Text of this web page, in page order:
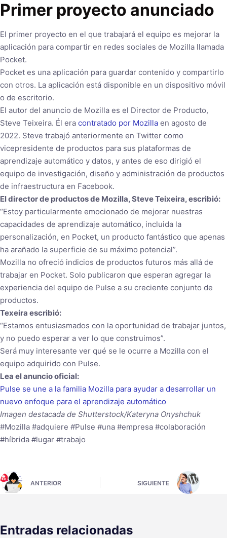
Primer proyecto anunciado
El primer proyecto en el que trabajará el equipo es mejorar la
aplicación para compartir en redes sociales de Mozilla llamada
Pocket.
Pocket es una aplicación para guardar contenido y compartirlo
con otros. La aplicación está disponible en un dispositivo móvil
o de escritorio.
El autor del anuncio de Mozilla es el Director de Producto,
Steve Teixeira. Él era contratado por Mozilla en agosto de
2022. Steve trabajó anteriormente en Twitter como
vicepresidente de productos para sus plataformas de
aprendizaje automático y datos, y antes de eso dirigió el
equipo de investigación, diseño y administración de productos
de infraestructura en Facebook.
El director de productos de Mozilla, Steve Teixeira, escribió:
“Estoy particularmente emocionado de mejorar nuestras
capacidades de aprendizaje automático, incluida la
personalización, en Pocket, un producto fantástico que apenas
ha arañado la superficie de su máximo potencial”.
Mozilla no ofreció indicios de productos futuros más allá de
trabajar en Pocket. Solo publicaron que esperan agregar la
experiencia del equipo de Pulse a su creciente conjunto de
productos.
Texeira escribió:
“Estamos entusiasmados con la oportunidad de trabajar juntos,
y no puedo esperar a ver lo que construimos”.
Será muy interesante ver qué se le ocurre a Mozilla con el
equipo adquirido con Pulse.
Lea el anuncio oficial:
Pulse se une a la familia Mozilla para ayudar a desarrollar un
nuevo enfoque para el aprendizaje automático
Imagen destacada de Shutterstock/Kateryna Onyshchuk
#Mozilla #adquiere #Pulse #una #empresa #colaboración
#híbrida #lugar #trabajo
ANTERIOR SIGUIENTE
Entradas relacionadas